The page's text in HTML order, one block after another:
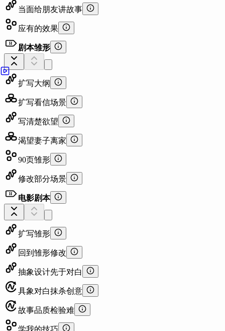
当面给朋友讲故事
应有的效果
H 剧本雏形
扩写大纲
扩写看信场景
写清楚欲望
渴望妻子离家
90页雏形
修改部分场景
H 电影剧本
扩写雏形
回到雏形修改
抽象设计先于对白
具象对白抹杀创意
故事品质检验难
段落：
字数：